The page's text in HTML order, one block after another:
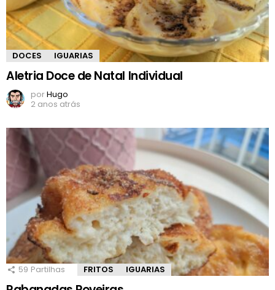
DOCES IGUARIAS
Aletria Doce de Natal Individual
porHugo
2 anos atrás
59 Partilhas FRITOS IGUARIAS